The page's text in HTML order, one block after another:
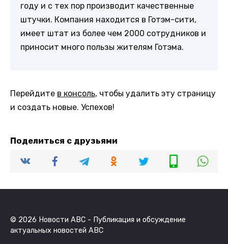
году и с тех пор производит качественные
штучки. Компания находится в Готэм-сити,
имеет штат из более чем 2000 сотрудников и
приносит много пользы жителям Готэма.
Перейдите в консоль, чтобы удалить эту страницу
и создать новые. Успехов!
Поделиться с друзьями
© 2026 Новости ABC - Публикация и обсуждение
актуальных новостей ABC